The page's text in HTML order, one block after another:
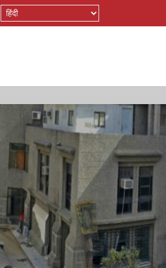
Select
your